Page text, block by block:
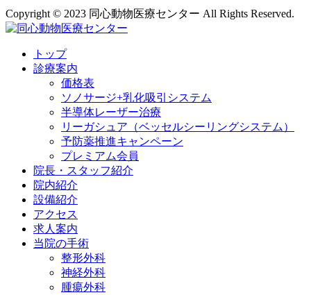
Copyright © 2023 同心動物医療センター All Rights Reserved.
トップ
診療案内
価格表
ソノサージ+乳化吸引システム
半導体レーザー治療
リーガシュア（ベッセルシーリングシステム）
予防薬推進キャンペーン
プレミアム会員
院長・ スタッフ紹介
院内紹介
設備紹介
アクセス
求人案内
当院の手術
整形外科
神経外科
腫瘍外科